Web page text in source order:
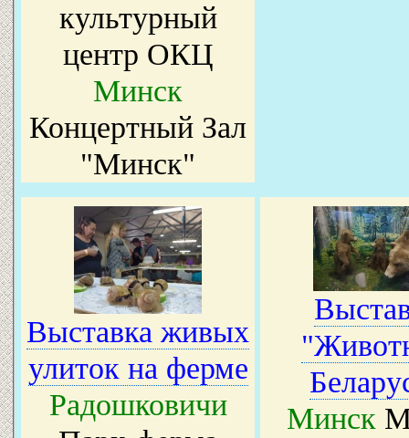
культурный
центр ОКЦ
Минск
Концертный Зал
"Минск"
Выставка живых
улиток на ферме
Радошковичи
Минск